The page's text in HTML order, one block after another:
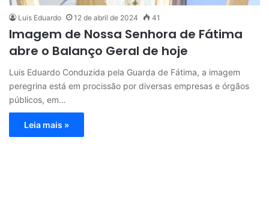
Luis Eduardo 12 de abril de 2024 41
Imagem de Nossa Senhora de Fátima
abre o Balanço Geral de hoje
Luis Eduardo Conduzida pela Guarda de Fátima, a imagem
peregrina está em procissão por diversas empresas e órgãos
públicos, em…
Leia mais »